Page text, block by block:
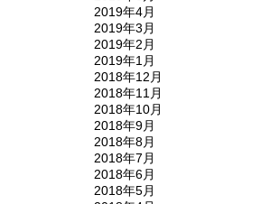
2019年4月
2019年3月
2019年2月
2019年1月
2018年12月
2018年11月
2018年10月
2018年9月
2018年8月
2018年7月
2018年6月
2018年5月